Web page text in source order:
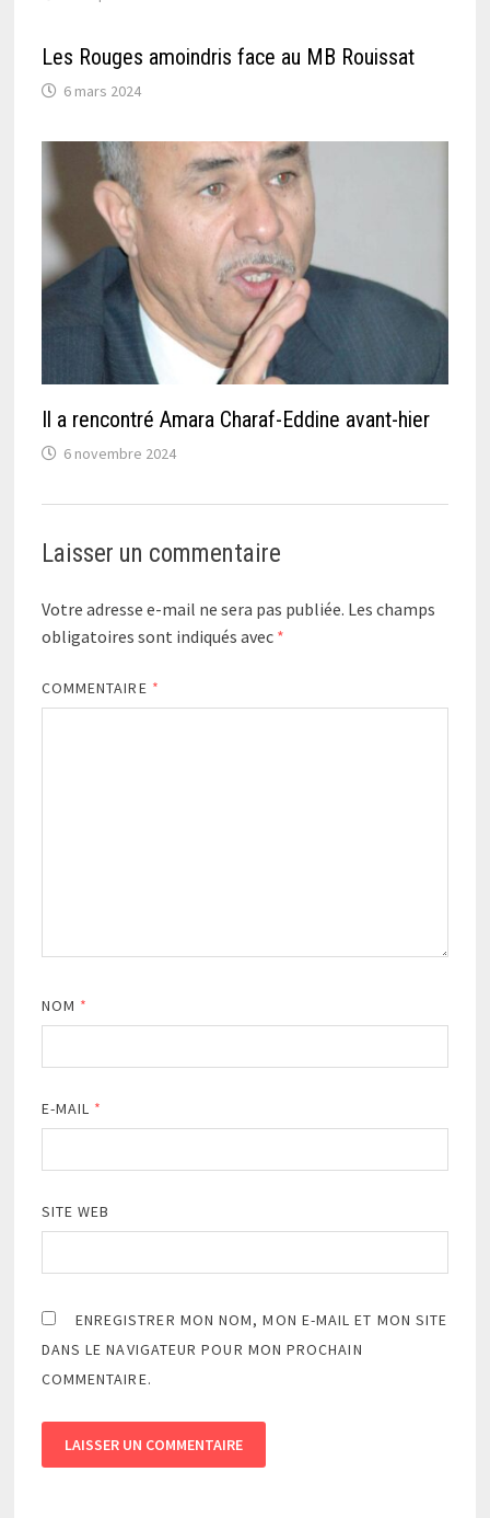
Les Rouges amoindris face au MB Rouissat
6 mars 2024
Il a rencontré Amara Charaf-Eddine avant-hier
6 novembre 2024
Laisser un commentaire
Votre adresse e-mail ne sera pas publiée. Les champs
obligatoires sont indiqués avec *
COMMENTAIRE *
NOM *
E-MAIL *
SITE WEB
ENREGISTRER MON NOM, MON E-MAIL ET MON SITE
DANS LE NAVIGATEUR POUR MON PROCHAIN
COMMENTAIRE.